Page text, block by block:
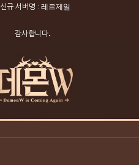
신규 서버명 : 레르제일
감사합니다.